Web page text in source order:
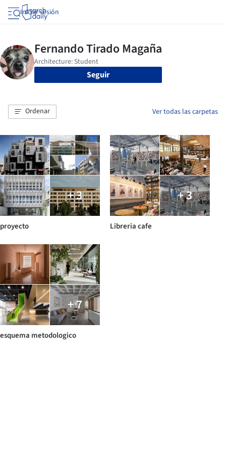
Iniciar sesión
Seguir
Ordenar Ver todas las carpetas
+ 3
proyecto
+ 3
Libreria cafe
+ 7
esquema metodologico